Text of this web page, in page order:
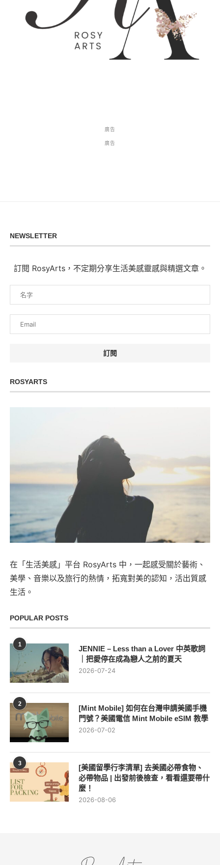
廣告
廣告
NEWSLETTER
訂閱 RosyArts，不定期分享生活美感靈感與精選文章。
ROSYARTS
在「生活美感」平台 RosyArts 中，一起感受關於藝術、
美學、音樂以及旅行的熱情，拓寬對美的認知，活出質感
生活。
POPULAR POSTS
1
JENNIE – Less than a Lover 中英歌詞
｜把愛停在成為戀人之前的夏天
2026-07-24
2
[Mint Mobile] 如何在台灣申請美國手機
門號？美國電信 Mint Mobile eSIM 教學
2026-07-02
3
[美國留學行李清單] 去美國必帶食物、
必帶物品 | 出發前後檢查，看看還要帶什
麼！
2026-08-06